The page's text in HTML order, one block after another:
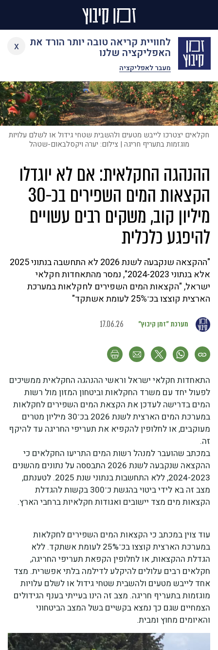
לחוויית קריאה טובה יותר הורד את
האפליקציה שלנו
מעבר לאפליקציה
x
Skip
content
חקלאים יצטרכו לייבש מטעים ולהשבית שטחי גידול או לשלם עלויות
מוגזמות בתעריף חריגה | צילום: יערה ויקסלבאום-שטהל
ההנהגה החקלאית: אם לא יוגדלו
הקצאות המים השפירים בכ-30
מיליון קוב, משקים רבים עשויים
להיפגע כלכלית
"ההקצאה שנקבעה לשנת 2026 לא התחשבה בנתוני 2025
אלא בנתוני 2024-2023", נמסר מהתאחדות חקלאי
ישראל, "הקצאות המים השפירים לחקלאות במערכת
הארצית קוצצו בכ־25% לעומת אשתקד"
מערכת "זמן קיבוץ" 17.06.26
התאחדות חקלאי ישראל וראשי ההנהגה החקלאית ממשיכים
לפעול יחד עם משרד החקלאות וביטחון המזון מול רשות
המים בדרישה לעדכן את הקצאת המים השפירים לחקלאות
במערכת המים הארצית לשנת 2026 בכ־30 מיליון מטרים
מעוקבים, או לחלופין להקפיא את תעריפי החריגה עד להיקף
זה.
במכתב שהועבר למנהל רשות המים התריעו החקלאים כי
ההקצאה שנקבעה לשנת 2026 התבססה על נתונים מהשנים
2024-2023, ללא התחשבות בנתוני שנת 2025. לטענתם,
מצב זה בא לידי ביטוי בהגשת כ־300 בקשות להגדלת
הקצאות מים מצד יישובים ואגודות חקלאיות ברחבי הארץ.
עוד צוין במכתב כי הקצאות המים השפירים לחקלאות
במערכת הארצית קוצצו בכ־25% לעומת אשתקד. ללא
הגדלת ההקצאות, או לחלופין הקפאת תעריפי החריגה,
חקלאים רבים עלולים להיקלע לדילמה בלתי אפשרית. מצד
אחד לייבש מטעים ולהשבית שטחי גידול או לשלם עלויות
מוגזמות בתעריף חריגה. מצב זה הינו בעייתי בענף הגידולים
הצמחיים שגם כך נמצא בקשיים בשל המצב הביטחוני
והאיומים מחוץ ומבית.